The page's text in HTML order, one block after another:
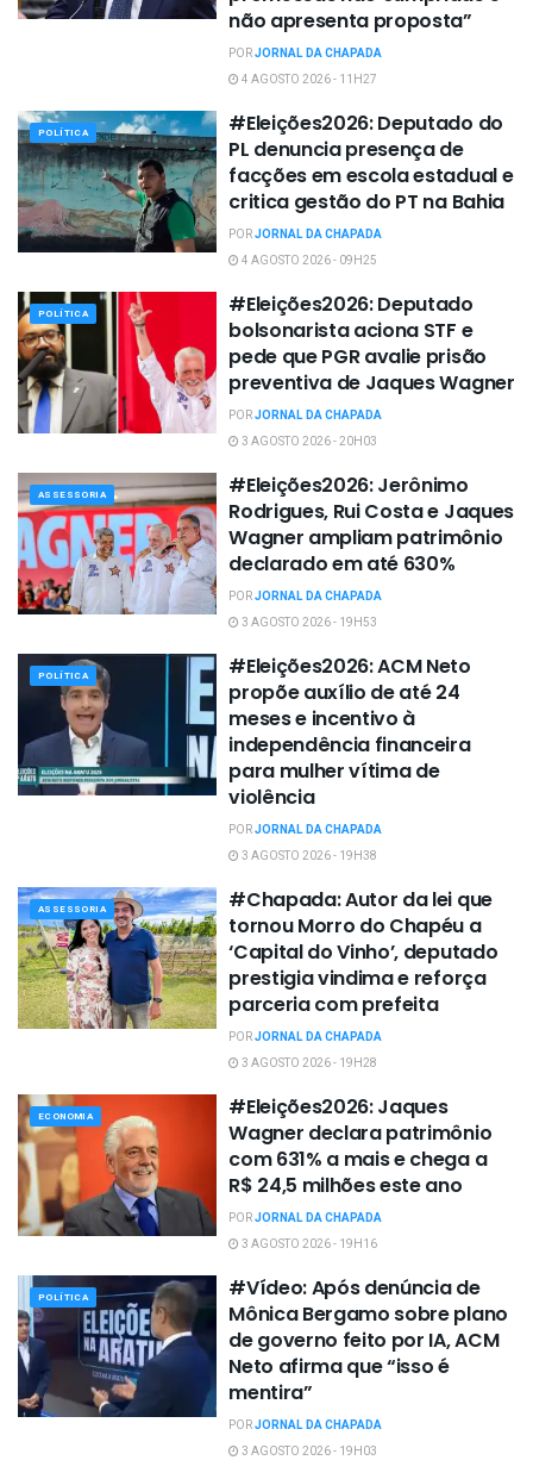
não apresenta proposta”
PORJORNAL DA CHAPADA
4 AGOSTO 2026 - 11H27
POLÍTICA
#Eleições2026: Deputado do
PL denuncia presença de
facções em escola estadual e
critica gestão do PT na Bahia
PORJORNAL DA CHAPADA
4 AGOSTO 2026 - 09H25
POLÍTICA
#Eleições2026: Deputado
bolsonarista aciona STF e
pede que PGR avalie prisão
preventiva de Jaques Wagner
PORJORNAL DA CHAPADA
3 AGOSTO 2026 - 20H03
ASSESSORIA
#Eleições2026: Jerônimo
Rodrigues, Rui Costa e Jaques
Wagner ampliam patrimônio
declarado em até 630%
PORJORNAL DA CHAPADA
3 AGOSTO 2026 - 19H53
POLÍTICA
#Eleições2026: ACM Neto
propõe auxílio de até 24
meses e incentivo à
independência financeira
para mulher vítima de
violência
PORJORNAL DA CHAPADA
3 AGOSTO 2026 - 19H38
ASSESSORIA
#Chapada: Autor da lei que
tornou Morro do Chapéu a
‘Capital do Vinho’, deputado
prestigia vindima e reforça
parceria com prefeita
PORJORNAL DA CHAPADA
3 AGOSTO 2026 - 19H28
ECONOMIA
#Eleições2026: Jaques
Wagner declara patrimônio
com 631% a mais e chega a
R$ 24,5 milhões este ano
PORJORNAL DA CHAPADA
3 AGOSTO 2026 - 19H16
POLÍTICA
#Vídeo: Após denúncia de
Mônica Bergamo sobre plano
de governo feito por IA, ACM
Neto afirma que “isso é
mentira”
PORJORNAL DA CHAPADA
3 AGOSTO 2026 - 19H03